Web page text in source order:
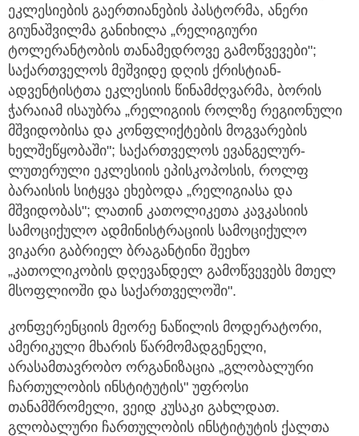
ეკლესიების გაერთიანების პასტორმა, ანერი
გიუნაშვილმა განიხილა „რელიგიური
ტოლერანტობის თანამედროვე გამოწვევები";
საქართველოს მეშვიდე დღის ქრისტიან-
ადვენტისტთა ეკლესიის წინამძღვარმა, ბორის
ჭარაიამ ისაუბრა „რელიგიის როლზე რეგიონული
მშვიდობისა და კონფლიქტების მოგვარების
ხელშეწყობაში"; საქართველოს ევანგელურ-
ლუთერული ეკლესიის ეპისკოპოსის, როლფ
ბარაისის სიტყვა ეხებოდა „რელიგიასა და
მშვიდობას"; ლათინ კათოლიკეთა კავკასიის
სამოციქულო ადმინისტრაციის სამოციქულო
ვიკარი გაბრიელ ბრაგანტინი შეეხო
„კათოლიკობის დღევანდელ გამოწვევებს მთელ
მსოფლიოში და საქართველოში".
კონფერენციის მეორე ნაწილის მოდერატორი,
ამერიკული მხარის წარმომადგენელი,
არასამთავრობო ორგანიზაცია „გლობალური
ჩართულობის ინსტიტუტის" უფროსი
თანამშრომელი, ვეიდ კუსაკი გახლდათ.
გლობალური ჩართულობის ინსტიტუტის ქალთა